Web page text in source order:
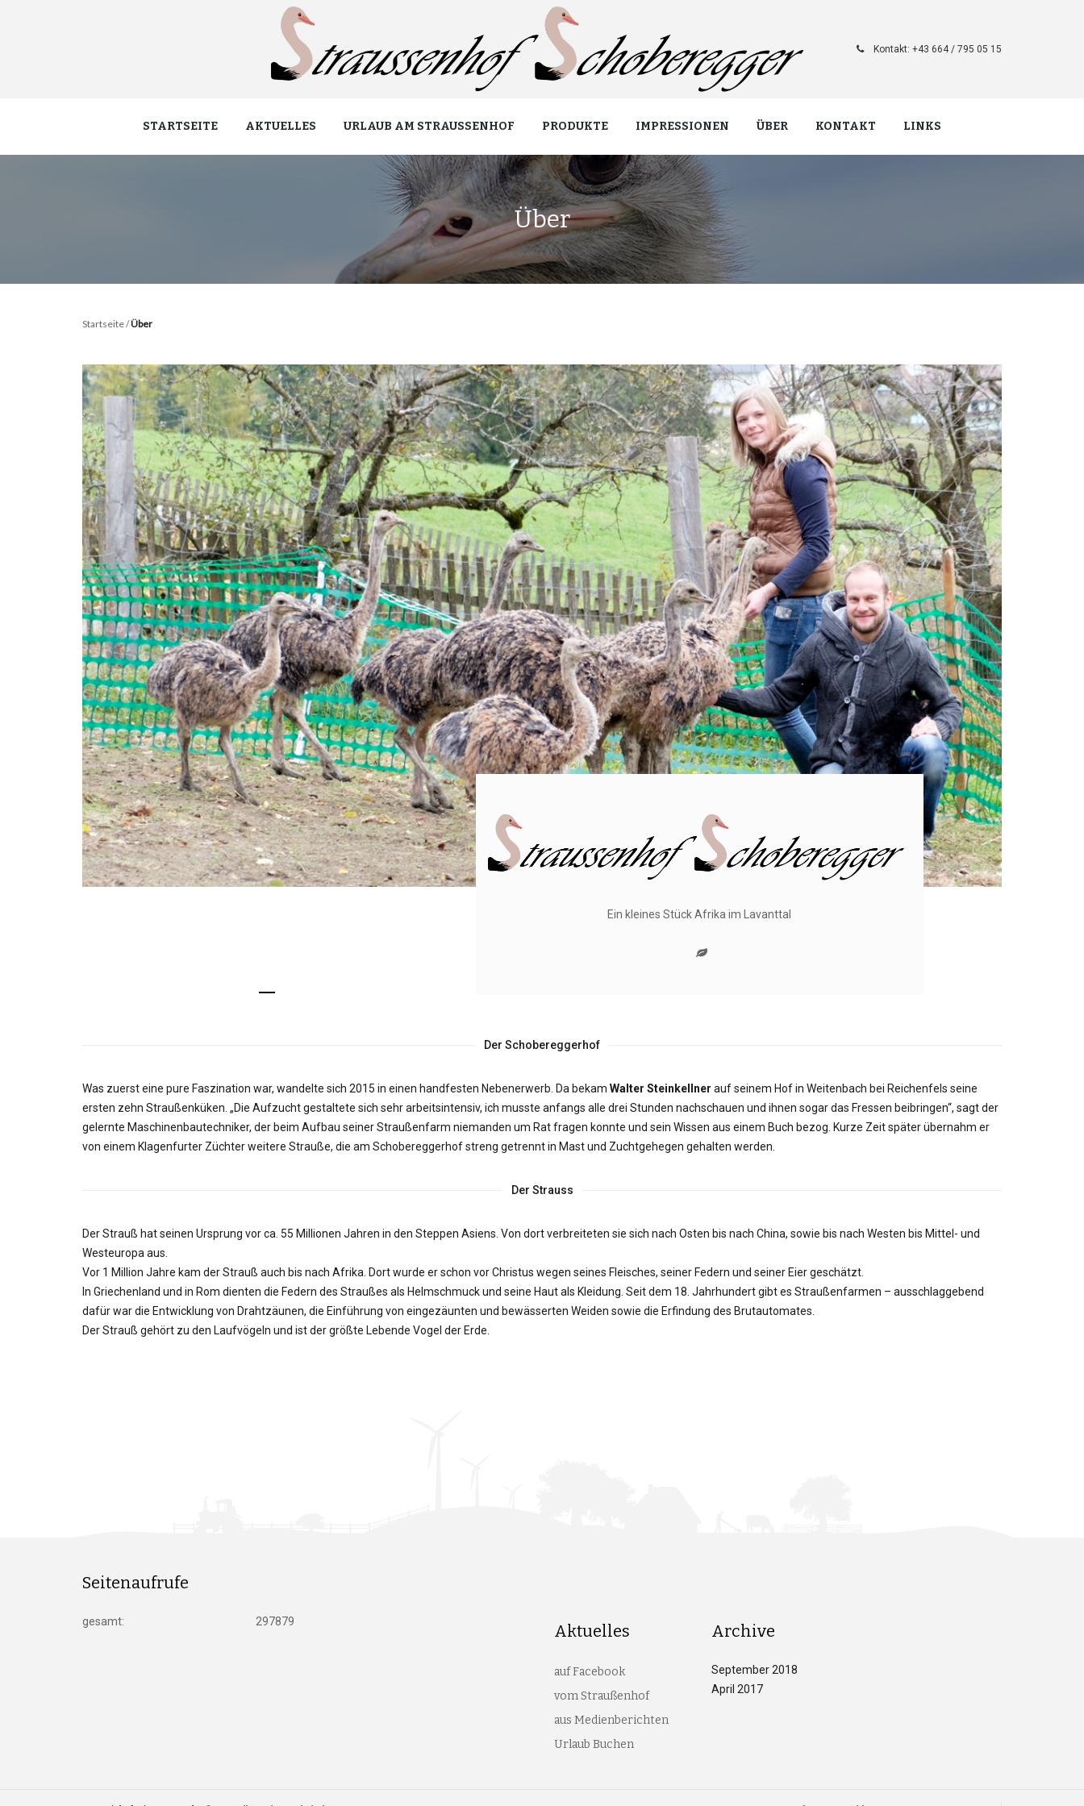
Kontakt: +43 664 / 795 05 15
STARTSEITE AKTUELLES URLAUB AM STRAUSSENHOF PRODUKTE IMPRESSIONEN ÜBER KONTAKT LINKS
Über
Startseite/Über
Ein kleines Stück Afrika im Lavanttal
Der Schobereggerhof
Was zuerst eine pure Faszination war, wandelte sich 2015 in einen handfesten Nebenerwerb. Da bekam Walter Steinkellner auf seinem Hof in Weitenbach bei Reichenfels seine
ersten zehn Straußenküken. „Die Aufzucht gestaltete sich sehr arbeitsintensiv, ich musste anfangs alle drei Stunden nachschauen und ihnen sogar das Fressen beibringen“, sagt der
gelernte Maschinenbautechniker, der beim Aufbau seiner Straußenfarm niemanden um Rat fragen konnte und sein Wissen aus einem Buch bezog. Kurze Zeit später übernahm er
von einem Klagenfurter Züchter weitere Strauße, die am Schobereggerhof streng getrennt in Mast und Zuchtgehegen gehalten werden.
Der Strauss
Der Strauß hat seinen Ursprung vor ca. 55 Millionen Jahren in den Steppen Asiens. Von dort verbreiteten sie sich nach Osten bis nach China, sowie bis nach Westen bis Mittel- und
Westeuropa aus.
Vor 1 Million Jahre kam der Strauß auch bis nach Afrika. Dort wurde er schon vor Christus wegen seines Fleisches, seiner Federn und seiner Eier geschätzt.
In Griechenland und in Rom dienten die Federn des Straußes als Helmschmuck und seine Haut als Kleidung. Seit dem 18. Jahrhundert gibt es Straußenfarmen – ausschlaggebend
dafür war die Entwicklung von Drahtzäunen, die Einführung von eingezäunten und bewässerten Weiden sowie die Erfindung des Brutautomates.
Der Strauß gehört zu den Laufvögeln und ist der größte Lebende Vogel der Erde.
Seitenaufrufe
297879
gesamt: Aktuelles
auf Facebook
vom Straußenhof
aus Medienberichten
Urlaub Buchen
Archive
September 2018
April 2017